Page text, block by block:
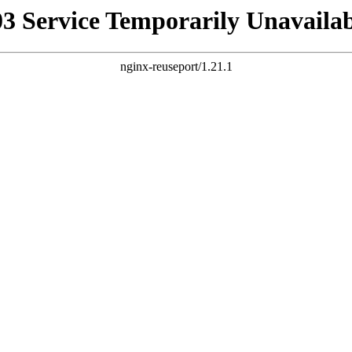
Service Temporarily
nginx-reuseport/1.21.1